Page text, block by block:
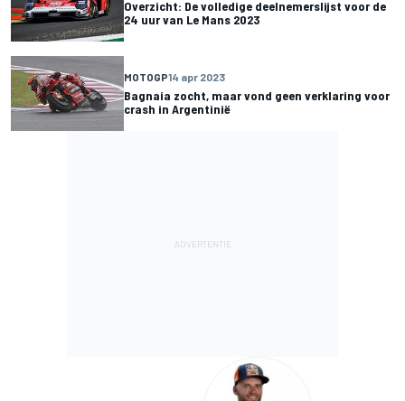
Overzicht: De volledige deelnemerslijst voor de
24 uur van Le Mans 2023
MOTOGP14 apr 2023
Bagnaia zocht, maar vond geen verklaring voor
crash in Argentinië